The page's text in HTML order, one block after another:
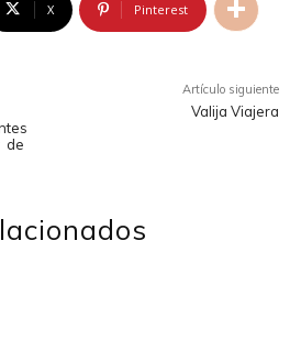
X Pinterest
de
Artículo siguiente
Valija Viajera